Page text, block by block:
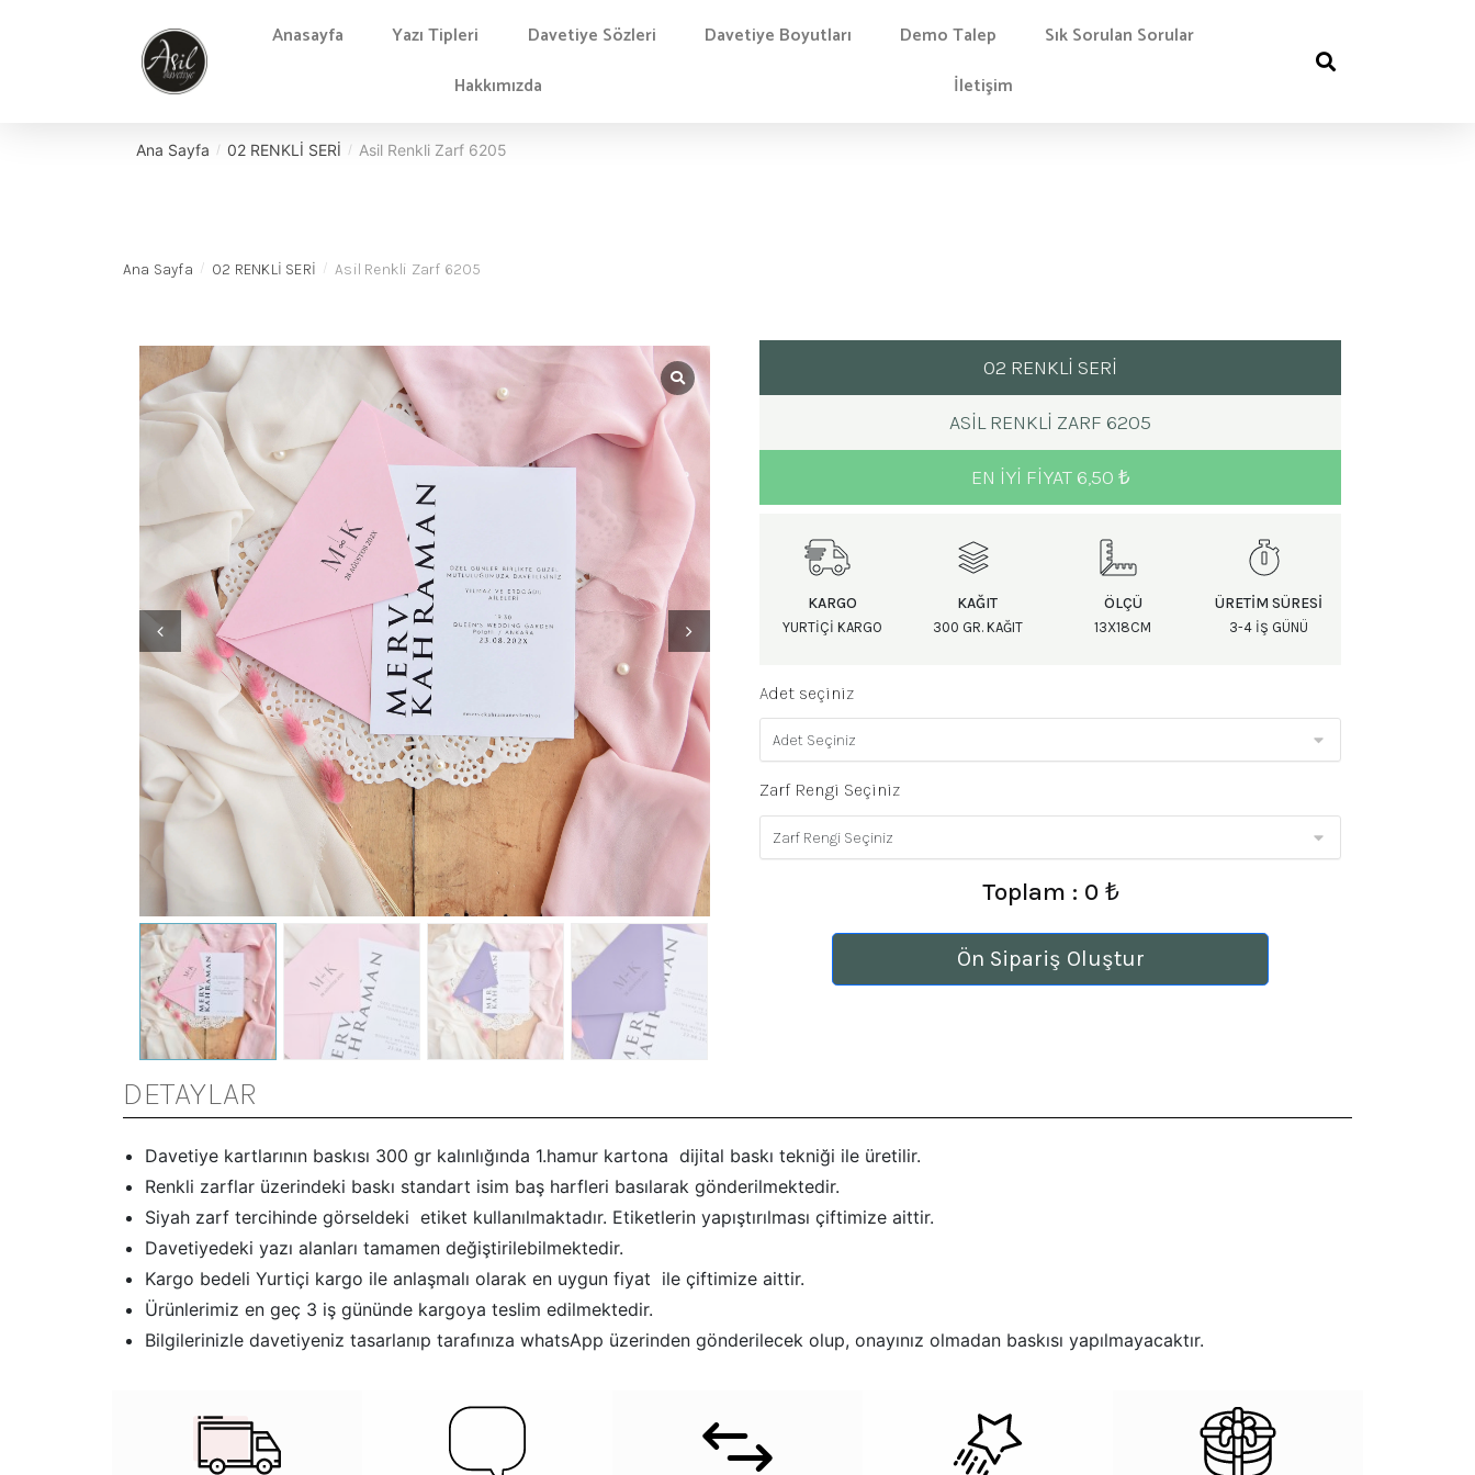
Anasayfa Yazı Tipleri Davetiye Sözleri Davetiye Boyutları Demo Talep
Sık Sorulan Sorular
Hakkımızda
İletişim
Ana Sayfa / 02 RENKLİ SERİ / Asil Renkli Zarf 6205
Ana Sayfa / 02 RENKLİ SERİ / Asil Renkli Zarf 6205
02 RENKLİ SERİ
ASIL RENKLI ZARF 6205
EN IYI FIYAT 6,50 ₺
KARGO
YURTIÇI KARGO
KAĞIT
300 GR. KAĞIT
ÖLÇÜ
13X18CM
ÜRETIM SÜRESI
3-4 IŞ GÜNÜ
Adet seçiniz
Zarf Rengi Seçiniz
Toplam : 0 ₺
Ön Sipariş Oluştur
DETAYLAR
Davetiye kartlarının baskısı 300 gr kalınlığında 1.hamur kartona dijital baskı tekniği ile üretilir.
Renkli zarflar üzerindeki baskı standart isim baş harfleri basılarak gönderilmektedir.
Siyah zarf tercihinde görseldeki etiket kullanılmaktadır. Etiketlerin yapıştırılması çiftimize aittir.
Davetiyedeki yazı alanları tamamen değiştirilebilmektedir.
Kargo bedeli Yurtiçi kargo ile anlaşmalı olarak en uygun fiyat ile çiftimize aittir.
Ürünlerimiz en geç 3 iş gününde kargoya teslim edilmektedir.
Bilgilerinizle davetiyeniz tasarlanıp tarafınıza whatsApp üzerinden gönderilecek olup, onayınız olmadan baskısı yapılmayacaktır.